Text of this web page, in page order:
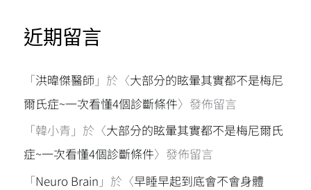
近期留言
「洪暐傑醫師 」於〈大部分的眩暈其實都不是梅尼
爾氏症~一次看懂4個診斷條件〉發佈留言
「韓小青 」於〈大部分的眩暈其實都不是梅尼爾氏
症~一次看懂4個診斷條件〉發佈留言
「Neuro Brain 」於〈早睡早起到底會不會身體